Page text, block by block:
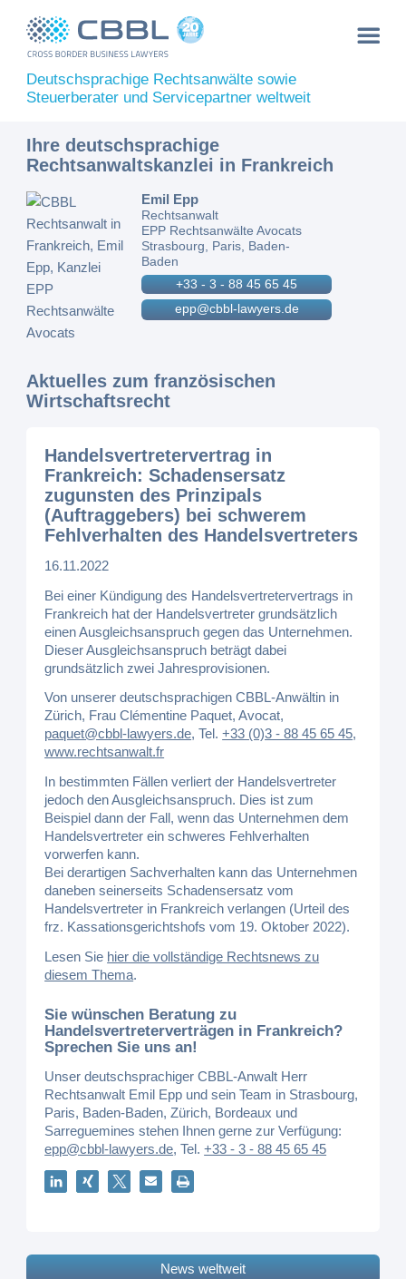
Deutschsprachige Rechtsanwälte sowie
Steuerberater und Servicepartner weltweit
Ihre deutschsprachige
Rechtsanwaltskanzlei in Frankreich
Emil Epp
Rechtsanwalt
EPP Rechtsanwälte Avocats
Strasbourg, Paris, Baden-
Baden
+33 - 3 - 88 45 65 45
epp@cbbl-lawyers.de
Aktuelles zum französischen
Wirtschaftsrecht
Handelsvertretervertrag in
Frankreich: Schadensersatz
zugunsten des Prinzipals
(Auftraggebers) bei schwerem
Fehlverhalten des Handelsvertreters
16.11.2022
Bei einer Kündigung des Handelsvertretervertrags in
Frankreich hat der Handelsvertreter grundsätzlich
einen Ausgleichsanspruch gegen das Unternehmen.
Dieser Ausgleichsanspruch beträgt dabei
grundsätzlich zwei Jahresprovisionen.
Von unserer deutschsprachigen CBBL-Anwältin in
Zürich, Frau Clémentine Paquet, Avocat,
paquet@cbbl-lawyers.de,Tel.+33 (0)3 - 88 45 65 45,
www.rechtsanwalt.fr
In bestimmten Fällen verliert der Handelsvertreter
jedoch den Ausgleichsanspruch. Dies ist zum
Beispiel dann der Fall, wenn das Unternehmen dem
Handelsvertreter ein schweres Fehlverhalten
vorwerfen kann.
Bei derartigen Sachverhalten kann das Unternehmen
daneben seinerseits Schadensersatz vom
Handelsvertreter in Frankreich verlangen (Urteil des
frz. Kassationsgerichtshofs vom 19. Oktober 2022).
Lesen Sie hier die vollständige Rechtsnews zu
diesem Thema.
Sie wünschen Beratung zu
Handelsvertreterverträgen in Frankreich?
Sprechen Sie uns an!
Unser deutschsprachiger CBBL-Anwalt Herr
Rechtsanwalt Emil Epp und sein Team in Strasbourg,
Paris, Baden-Baden, Zürich, Bordeaux und
Sarreguemines stehen Ihnen gerne zur Verfügung:
epp@cbbl-lawyers.de,Tel.+33 - 3 - 88 45 65 45
News weltweit